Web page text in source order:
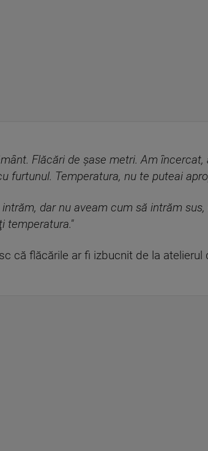
Flăcări de şase metri. Am
furtunul. Temperatura, nu te puteai
intrăm, dar nu aveam cum să intrăm
temperatura."
că flăcările ar fi izbucnit de la